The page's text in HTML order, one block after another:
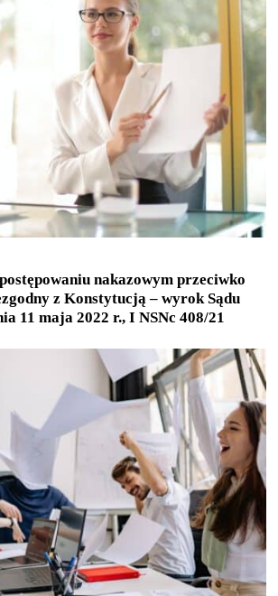
nakazowym przeciwko
z Konstytucją – wyrok Sądu
11 maja 2022 r., I NSNc 408/21